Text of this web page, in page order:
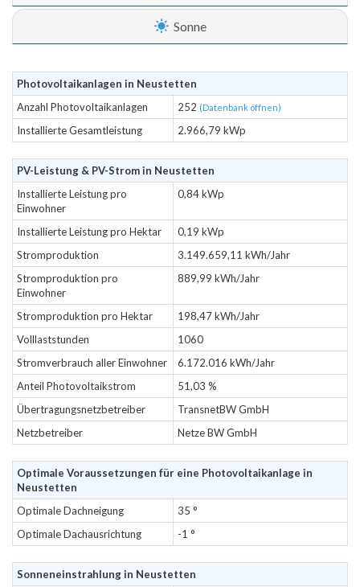
Sonne
Photovoltaikanlagen in Neustetten
Anzahl Photovoltaikanlagen
252 (Datenbank öffnen)
Installierte Gesamtleistung 2.966,79 kWp
PV-Leistung & PV-Strom in Neustetten
Installierte Leistung pro
Einwohner
0,84 kWp
Installierte Leistung pro Hektar
0,19 kWp
Stromproduktion
3.149.659,11 kWh/Jahr
Stromproduktion pro
Einwohner
889,99 kWh/Jahr
Stromproduktion pro Hektar
198,47 kWh/Jahr
Volllaststunden
1060
Stromverbrauch aller Einwohner
6.172.016 kWh/Jahr
Anteil Photovoltaikstrom
51,03 %
Übertragungsnetzbetreiber
TransnetBW GmbH
Netzbetreiber
Netze BW GmbH
Optimale Voraussetzungen für eine Photovoltaikanlage in
Neustetten
Optimale Dachneigung
35 °
Optimale Dachausrichtung
-1 °
Sonneneinstrahlung in Neustetten